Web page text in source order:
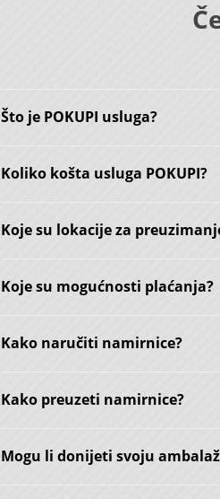
Što je POKUPI usluga?
Koliko košta usluga POKUPI?
Koje su lokacije za
Koje su mogućnosti plaćanja?
Kako naručiti namirnice?
Kako preuzeti namirnice?
Mogu li donijeti svoju